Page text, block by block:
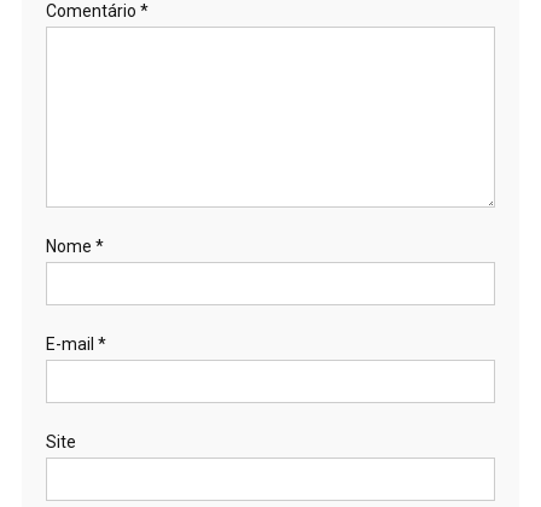
Comentário *
Nome *
E-mail *
Site